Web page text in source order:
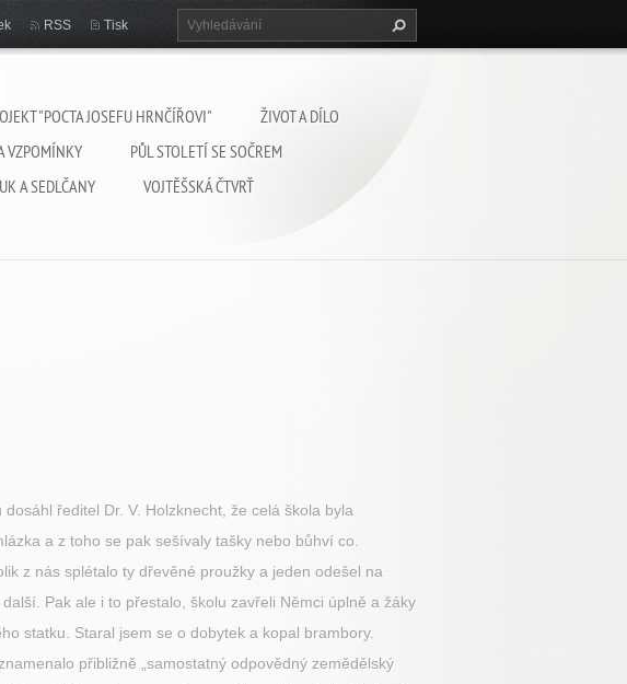
"POCTA JOSEFU HRNČÍŘOVI"
ŽIVOT A DÍLO
VZPOMÍNKY
PŮL STOLETÍ SE SOČREM
A SEDLČANY
VOJTĚŠSKÁ ČTVRŤ
RSS Tisk
ředitel Dr. V. Holzknecht, že celá škola byla
a z toho se pak sešívaly tašky nebo bůhví co.
z nás splétalo ty dřevěné proužky a jeden odešel na
Pak ale i to přestalo, školu zavřeli Němci úplně a žáky
statku. Staral jsem se o dobytek a kopal brambory.
přibližně „samostatný odpovědný zemědělský